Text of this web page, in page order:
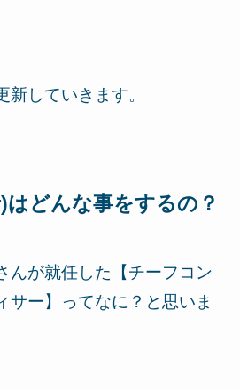
新していきます。
はどんな事をするの？
んが就任した【チーフコン
サー】ってなに？と思いま